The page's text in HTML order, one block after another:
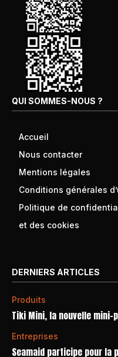
QUI SOMMES-NOUS ?
Accueil
Nous contacter
Mentions légales
Conditions générales
Politique de
et des cookies
DERNIERS ARTICLES
Produits
Tiki Mini, la nouvelle mini-
Entreprises
Seamaid participe pour la